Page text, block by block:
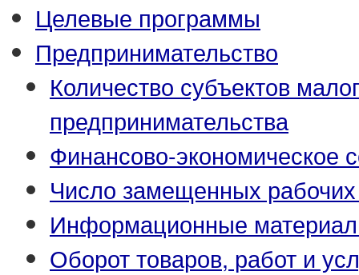
Целевые программы
Предпринимательство
Количество субъектов
предпринимательства
Финансово-экономическое
Число замещенных
Информационные
Оборот товаров, работ и